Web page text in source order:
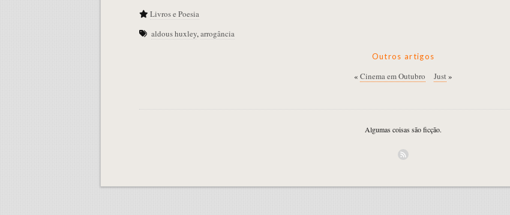
Livros e Poesia
aldous huxley,arrogância
Outros artigos
« Cinema em Outubro Just»
Algumas coisas são ficção.